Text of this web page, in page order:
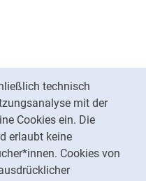
technisch
mit der
Cookies ein. Die
erlaubt keine
Cookies von